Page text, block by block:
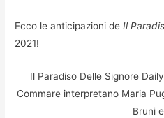
Ecco le anticipazioni deIl
2021!
Il Paradiso Delle Signore
Commare interpretano Maria
Bruni